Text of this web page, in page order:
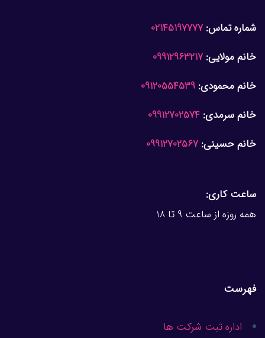
شماره تماس: 02145197777
خانم مولایی: 09912963217
خانم محمودی: 09120554539
خانم سرمدی: 09912702574
خانم حسینی: 09912702567
ساعت کاری:
همه روزه از ساعت 9 تا 18
فهرست
اداره ثبت شرکت ها